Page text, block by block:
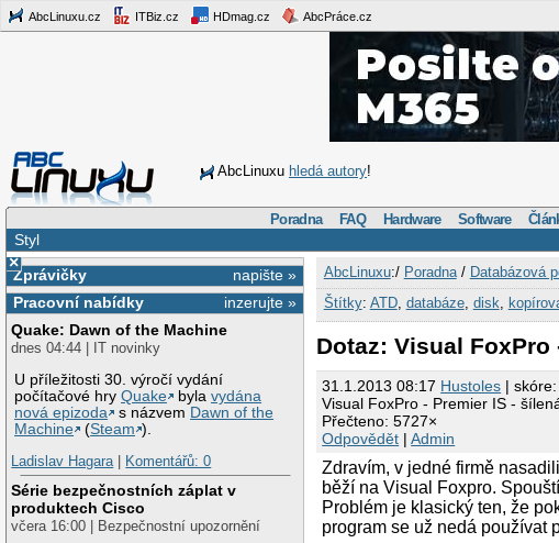
AbcLinuxu.cz ITBiz.cz HDmag.cz AbcPráce.cz
AbcLinuxu hledá autory!
Poradna FAQ Hardware Software
Styl
×
napište »
Zprávičky
inzerujte »
Pracovní nabídky
Quake: Dawn of the Machine
dnes 04:44 | IT novinky
U příležitosti 30. výročí vydání
počítačové hryQuake bylavydána
nová epizoda
s názvem Dawn of the
Machine
(Steam ).
Ladislav Hagara| Komentářů: 0
Série bezpečnostních záplat v
produktech Cisco
včera 16:00 | Bezpečnostní upozornění
AbcLinuxu:/ Poradna/ Databázová
Štítky: ATD, databáze, disk
Dotaz: Visual
31.1.2013 08:17 Hustoles | skóre:
Visual FoxPro - Premier IS -
Přečteno: 5727×
Odpovědět |Admin
Zdravím, v jedné firmě
běží na Visual Foxpro.
Problém je klasický ten, že
program se už nedá používat